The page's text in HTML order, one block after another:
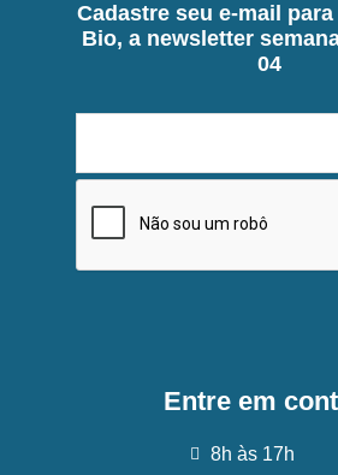
Cadastre seu e-mail
Bio, a newsletter
04
Entre em
8h às 17h